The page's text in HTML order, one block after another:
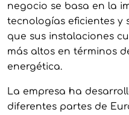
negocio se basa en la
tecnologías eficientes y
que sus instalaciones
más altos en términos
energética.
La empresa ha
diferentes partes de